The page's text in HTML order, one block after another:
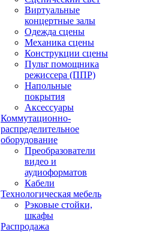
Виртуальные
концертные залы
Одежда сцены
Механика сцены
Конструкции сцены
Пульт помощника
режиссера (ППР)
Напольные
покрытия
Аксессуары
Коммутационно-
распределительное
оборудование
Преобразователи
видео и
аудиоформатов
Кабели
Технологическая мебель
Рэковые стойки,
шкафы
Распродажа